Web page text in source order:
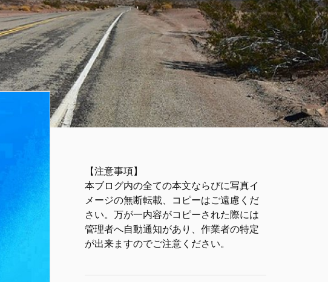
【注意事項】
本ブログ内の全ての本文ならびに写真イ
メージの無断転載、コピーはご遠慮くだ
さい。万が一内容がコピーされた際には
管理者へ自動通知があり、作業者の特定
が出来ますのでご注意ください。